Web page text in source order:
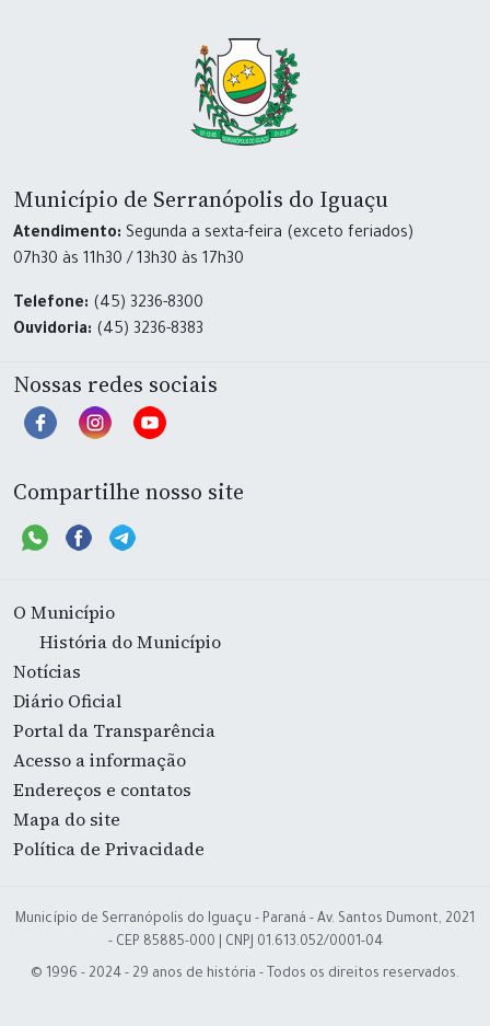
Município de Serranópolis do Iguaçu
Atendimento: Segunda a sexta-feira (exceto feriados)
07h30 às 11h30 / 13h30 às 17h30
Telefone: (45) 3236-8300
Ouvidoria: (45) 3236-8383
Nossas redes sociais
Compartilhe nosso site
O Município
História do Município
Notícias
Diário Oficial
Portal da Transparência
Acesso a informação
Endereços e contatos
Mapa do site
Política de Privacidade
Município de Serranópolis do Iguaçu - Paraná - Av. Santos Dumont, 2021
- CEP 85885-000 | CNPJ 01.613.052/0001-04
© 1996 - 2024 - 29 anos de história - Todos os direitos reservados.